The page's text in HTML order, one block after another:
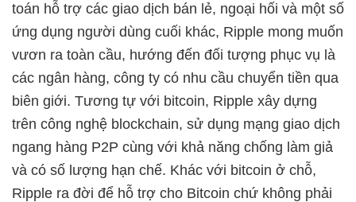
toán hỗ trợ các giao dịch bán lẻ, ngoại hối và một số
ứng dụng người dùng cuối khác, Ripple mong muốn
vươn ra toàn cầu, hướng đến đối tượng phục vụ là
các ngân hàng, công ty có nhu cầu chuyển tiền qua
biên giới. Tương tự với bitcoin, Ripple xây dựng
trên công nghệ blockchain, sử dụng mạng giao dịch
ngang hàng P2P cùng với khả năng chống làm giả
và có số lượng hạn chế. Khác với bitcoin ở chỗ,
Ripple ra đời để hỗ trợ cho Bitcoin chứ không phải